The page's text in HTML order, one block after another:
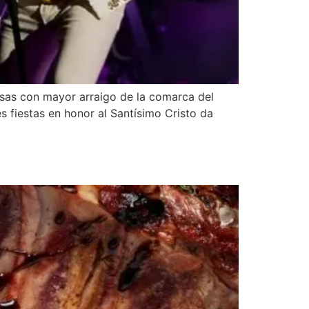
con mayor arraigo de la comarca del
fiestas en honor al Santísimo Cristo da